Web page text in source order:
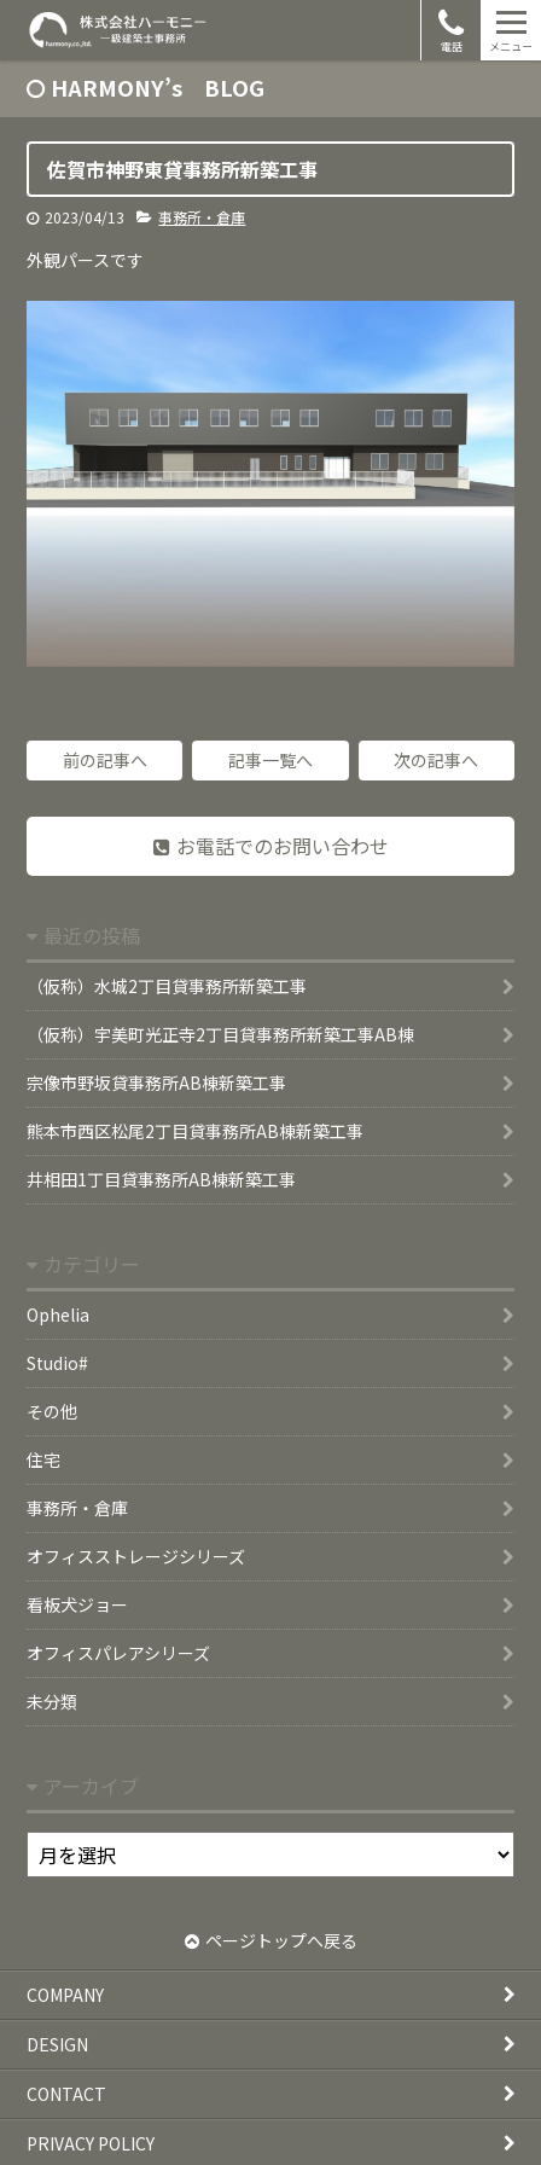
電話 メニュー
HARMONY’s BLOG
佐賀市神野東貸事務所新築工事
2023/04/13 事務所・倉庫
外観パースです
前の記事へ 記事一覧へ 次の記事へ
お電話でのお問い合わせ
最近の投稿
（仮称）水城2丁目貸事務所新築工事
（仮称）宇美町光正寺2丁目貸事務所新築工事AB棟
宗像市野坂貸事務所AB棟新築工事
熊本市西区松尾2丁目貸事務所AB棟新築工事
井相田1丁目貸事務所AB棟新築工事
カテゴリー
Ophelia
Studio#
その他
住宅
事務所・倉庫
オフィスストレージシリーズ
看板犬ジョー
オフィスパレアシリーズ
未分類
アーカイブ
ア
ー
ブ
ページトップへ戻る
COMPANY
DESIGN
CONTACT
PRIVACY POLICY